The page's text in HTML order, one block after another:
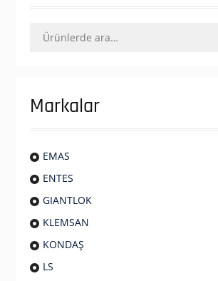
Ara:
Markalar
EMAS
ENTES
GIANTLOK
KLEMSAN
KONDAŞ
LS